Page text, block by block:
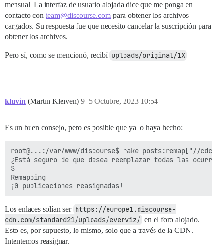
mensual. La interfaz de usuario alojada dice que me ponga en
contacto con team@discourse.com para obtener los archivos
cargados. Su respuesta fue que necesito cancelar la suscripción para
obtener los archivos.
Pero sí, como se mencionó, recibí uploads/original/1X
kluvin (Martin Kleiven) 5 Octubre, 2023 10:54
9
Es un buen consejo, pero es posible que ya lo haya hecho:
root@...:/var/www/discourse$ rake posts:remap["//
¿Está seguro de que desea reemplazar todas las
S
Remapping
Los enlaces solían ser https://europe1.discourse-
cdn.com/standard21/uploads/everviz/ en el foro alojado.
Esto es, por supuesto, lo mismo, solo que a través de la CDN.
Intentemos reasignar.